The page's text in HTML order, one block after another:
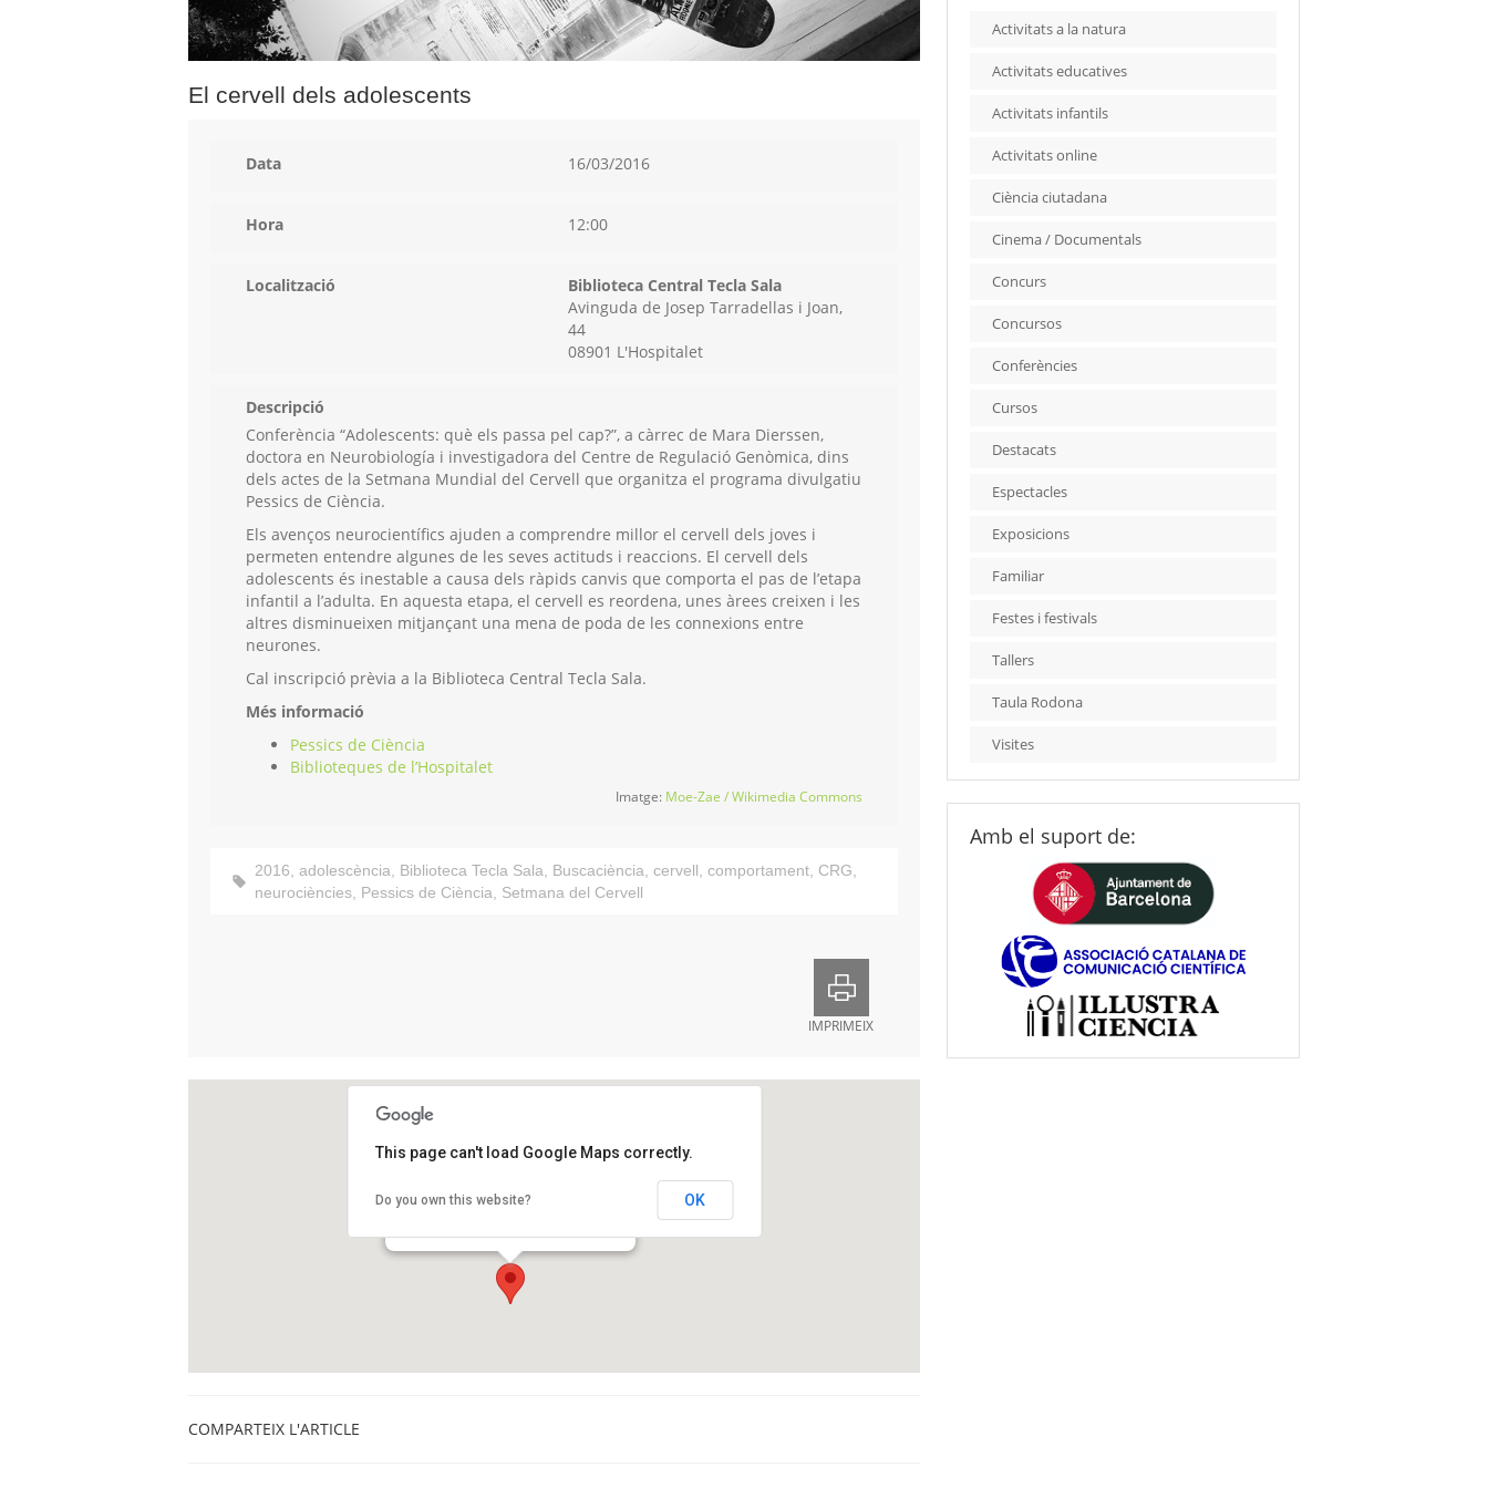
El cervell dels adolescents
Data 16/03/2016
Hora 12:00
Localització
Biblioteca Central Tecla Sala
Avinguda de Josep Tarradellas i Joan,
44
08901 L'Hospitalet
Descripció
Conferència “Adolescents: què els passa pel cap?”, a càrrec de Mara Dierssen,
doctora en Neurobiología i investigadora del Centre de Regulació Genòmica, dins
dels actes de la Setmana Mundial del Cervell que organitza el programa divulgatiu
Pessics de Ciència.
Els avenços neurocientífics ajuden a comprendre millor el cervell dels joves i
permeten entendre algunes de les seves actituds i reaccions. El cervell dels
adolescents és inestable a causa dels ràpids canvis que comporta el pas de l’etapa
infantil a l’adulta. En aquesta etapa, el cervell es reordena, unes àrees creixen i les
altres disminueixen mitjançant una mena de poda de les connexions entre
neurones.
Cal inscripció prèvia a la Biblioteca Central Tecla Sala.
Més informació
Pessics de Ciència
Biblioteques de l’Hospitalet
Imatge: Moe-Zae / Wikimedia Commons
2016, adolescència, Biblioteca Tecla Sala, Buscaciència, cervell, comportament, CRG,
neurociències, Pessics de Ciència, Setmana del Cervell
IMPRIMEIX
Avinguda de Josep Tarradellas i Joan, 44
This page can't load Google Maps correctly.
Do you own this website? OK
COMPARTEIX L'ARTICLE
Activitats a la natura
Activitats educatives
Activitats infantils
Activitats online
Ciència ciutadana
Cinema / Documentals
Concurs
Concursos
Conferències
Cursos
Destacats
Espectacles
Exposicions
Familiar
Festes i festivals
Tallers
Taula Rodona
Visites
Amb el suport de: